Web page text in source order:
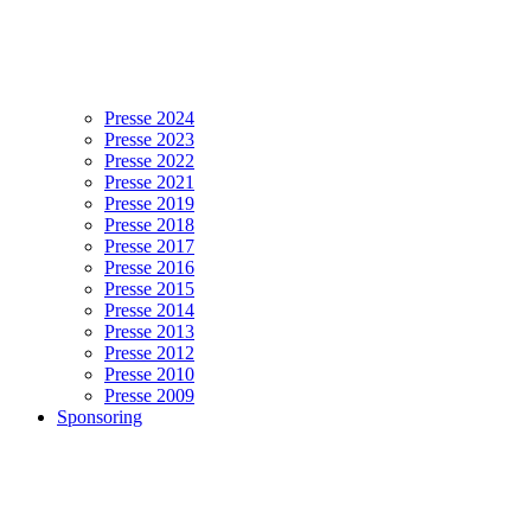
Presse 2024
Presse 2023
Presse 2022
Presse 2021
Presse 2019
Presse 2018
Presse 2017
Presse 2016
Presse 2015
Presse 2014
Presse 2013
Presse 2012
Presse 2010
Presse 2009
Sponsoring